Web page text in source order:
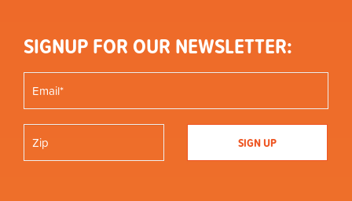
SIGNUP FOR OUR NEWSLETTER: